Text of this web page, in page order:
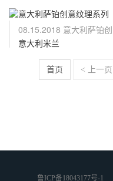
08.15.2018 意大利萨铂
意大利米兰
首页 < 上一页
鲁ICP备18043177号-1